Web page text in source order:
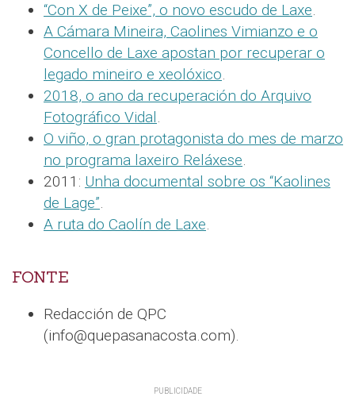
“Con X de Peixe”, o novo escudo de Laxe.
A Cámara Mineira, Caolines Vimianzo e o
Concello de Laxe apostan por recuperar o
legado mineiro e xeolóxico.
2018, o ano da recuperación do Arquivo
Fotográfico Vidal.
O viño, o gran protagonista do mes de marzo
no programa laxeiro Reláxese.
2011: Unha documental sobre os “Kaolines
de Lage”.
A ruta do Caolín de Laxe.
FONTE
Redacción de QPC
(info@quepasanacosta.com).